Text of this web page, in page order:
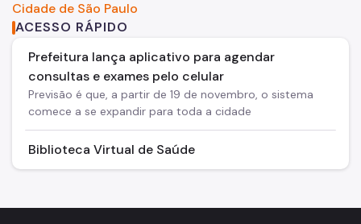
ACESSO RÁPIDO
Prefeitura lança aplicativo para agendar
consultas e exames pelo celular
Previsão é que, a partir de 19 de novembro, o sistema
comece a se expandir para toda a cidade
Biblioteca Virtual de Saúde